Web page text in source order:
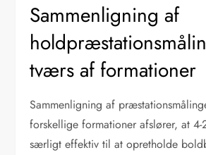
Sammenligning af
tværs af formationer
Sammenligning af
forskellige formationer afslører, at
særligt effektiv til at opretholde